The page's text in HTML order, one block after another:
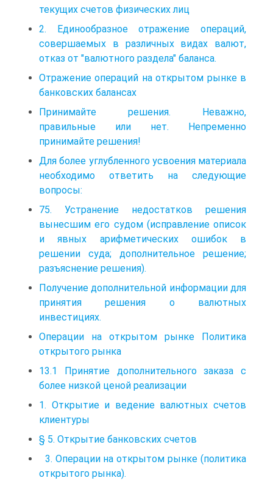
текущих счетов физических лиц
2. Единообразное отражение операций,
совершаемых в различных видах валют,
отказ от "валютного раздела" баланса.
Отражение операций на открытом рынке в
банковских балансах
Принимайте решения. Неважно,
правильные или нет. Непременно
принимайте решения!
Для более углубленного усвоения материала
необходимо ответить на следующие
вопросы:
75. Устранение недостатков решения
вынесшим его судом (исправление описок
и явных арифметических ошибок в
решении суда; дополнительное решение;
разъяснение решения).
Получение дополнительной информации для
принятия решения о валютных
инвестициях.
Операции на открытом рынке Политика
открытого рынка
13.1 Принятие дополнительного заказа с
более низкой ценой реализации
1. Открытие и ведение валютных счетов
клиентуры
§ 5. Открытие банковских счетов
3. Операции на открытом рынке (политика
открытого рынка).